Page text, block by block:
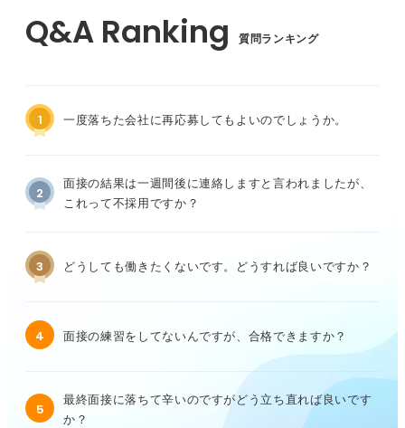
質問ランキング
1 一度落ちた会社に再応募してもよいのでしょうか。
2
面接の結果は一週間後に連絡しますと言われましたが、
これって不採用ですか？
3 どうしても働きたくないです。どうすれば良いですか？
4 面接の練習をしてないんですが、合格できますか？
5
最終面接に落ちて辛いのですがどう立ち直れば良いです
か？